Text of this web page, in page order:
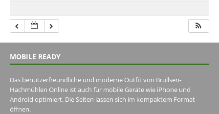
MOBILE READY
Das benutzerfreundliche und moderne Outfit von Brullsen-
Hachmühlen Online ist auch für mobile Geräte wie iPhone und
Android optimiert. Die Seiten lassen sich im kompaktem Format
öffnen.